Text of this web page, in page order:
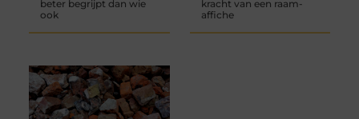
beter begrijpt dan wie
ook
kracht van een raam-
affiche